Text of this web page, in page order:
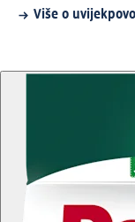
Više o